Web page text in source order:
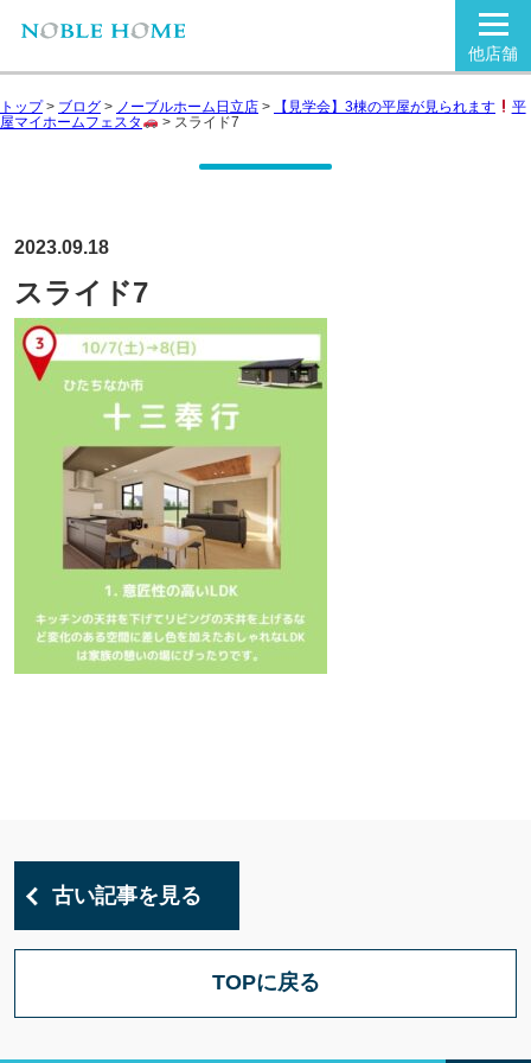
他店舗
トップ> ブログ > ノーブルホーム日立店 > 【見学会】3棟の平屋が見られます
平
屋マイホームフェスタ
> スライド7
2023.09.18
スライド7
古い記事を見る
TOPに戻る